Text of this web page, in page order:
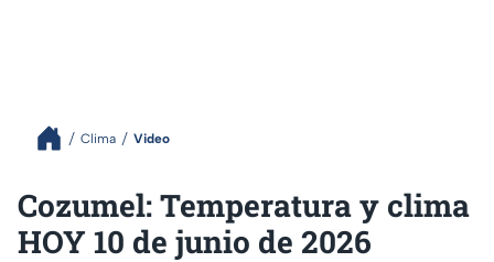
Clima Video
Cozumel: Temperatura y clima
HOY 10 de junio de 2026